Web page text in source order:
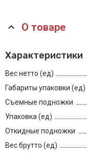
О товаре
Характеристики
Вес нетто (ед)
Габариты упаковки (ед)
Съемные подножки
Упаковка (ед)
Откидные подножки
Вес брутто (ед)